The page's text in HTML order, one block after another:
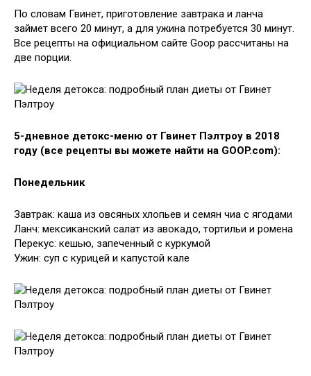
По словам Гвинет, приготовление завтрака и ланча
займет всего 20 минут, а для ужина потребуется 30 минут.
Все рецепты на официальном сайте Goop рассчитаны на
две порции.
5-дневное детокс-меню от Гвинет Пэлтроу в 2018
году (все рецепты вы можете найти на GOOP.com):
Понедельник
Завтрак: каша из овсяных хлопьев и семян чиа с ягодами
Ланч: мексиканский салат из авокадо, тортильи и ромена
Перекус: кешью, запеченный с куркумой
Ужин: суп с курицей и капустой кале